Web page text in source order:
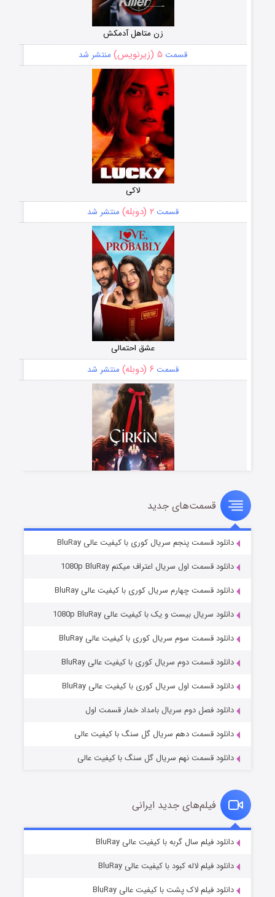
زن متاهل آدمکش
قسمت ۵ (زیرنویس) منتشر شد
لاکی
قسمت ۲ (دوبله) منتشر شد
عشق احتمالی
قسمت ۶ (دوبله) منتشر شد
سریال زشت
قسمت۵ (زیرنویس) منتشر شد
وستی ها
قسمت۱ (زیرنویس) منتشر شد
قسمت۶ (زیرنویس) منتشر شد
قسمت‌های جدید
دانلود قسمت پنجم سریال کوری با کیفیت عالی BluRay
دانلود قسمت اول سریال اعتراف میکنم 1080p BluRay
دانلود قسمت چهارم سریال کوری با کیفیت عالی BluRay
دانلود سریال بیست و یک با کیفیت عالی 1080p BluRay
دانلود قسمت سوم سریال کوری با کیفیت عالی BluRay
دانلود قسمت دوم سریال کوری با کیفیت عالی BluRay
دانلود قسمت اول سریال کوری با کیفیت عالی BluRay
دانلود فصل دوم سریال بامداد خمار قسمت اول
دانلود قسمت دهم سریال گل سنگ با کیفیت عالی
دانلود قسمت نهم سریال گل سنگ با کیفیت عالی
فیلم‌های جدید ایرانی
دانلود فیلم سال گربه با کیفیت عالی BluRay
دانلود فیلم لاله کبود با کیفیت عالی BluRay
دانلود فیلم لاک پشت با کیفیت عالی BluRay